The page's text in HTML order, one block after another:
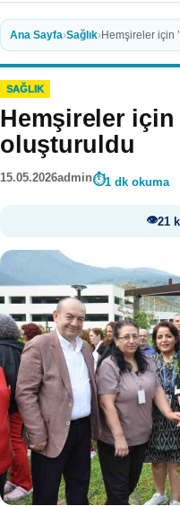
Ana Sayfa›Sağlık›Hemşireler için
SAĞLIK
Hemşireler için
oluşturuldu
15.05.2026admin 1 dk okuma
21